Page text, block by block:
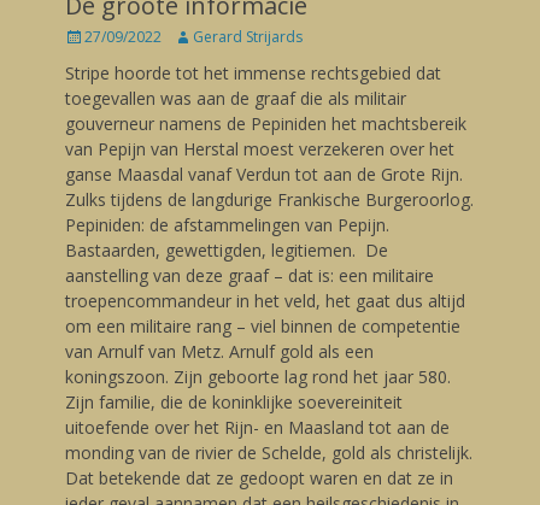
Posted
27/09/2022 Author
Gerard Strijards
Stripe hoorde tot het immense rechtsgebied dat
toegevallen was aan de graaf die als militair
gouverneur namens de Pepiniden het machtsbereik
van Pepijn van Herstal moest verzekeren over het
ganse Maasdal vanaf Verdun tot aan de Grote Rijn.
Zulks tijdens de langdurige Frankische Burgeroorlog.
Pepiniden: de afstammelingen van Pepijn.
Bastaarden, gewettigden, legitiemen. De
aanstelling van deze graaf – dat is: een militaire
troepencommandeur in het veld, het gaat dus altijd
om een militaire rang – viel binnen de competentie
van Arnulf van Metz. Arnulf gold als een
koningszoon. Zijn geboorte lag rond het jaar 580.
Zijn familie, die de koninklijke soevereiniteit
uitoefende over het Rijn- en Maasland tot aan de
monding van de rivier de Schelde, gold als christelijk.
Dat betekende dat ze gedoopt waren en dat ze in